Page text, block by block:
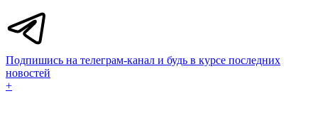
Подпишись на телеграм-канал и будь в курсе последних
новостей
+